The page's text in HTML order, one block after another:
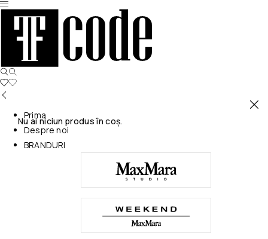
Nu ai niciun produs în coș.
Prima
Despre noi
BRANDURI